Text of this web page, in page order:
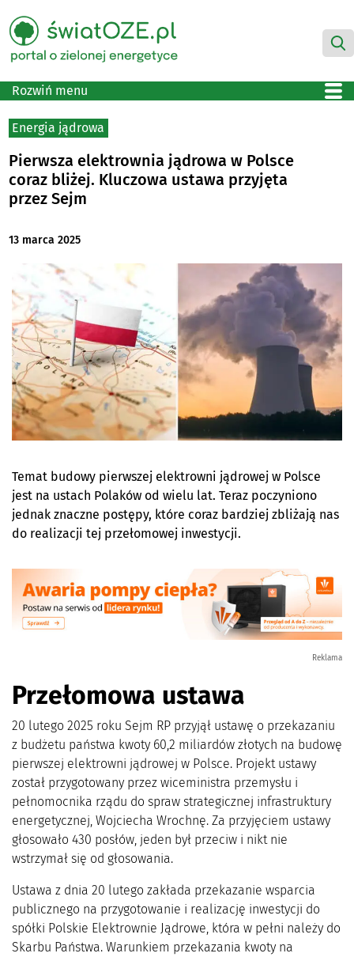
Rozwiń menu
Energia jądrowa
Pierwsza elektrownia jądrowa w Polsce
coraz bliżej. Kluczowa ustawa przyjęta
przez Sejm
13 marca 2025
Temat budowy pierwszej elektrowni jądrowej w Polsce
jest na ustach Polaków od wielu lat. Teraz poczyniono
jednak znaczne postępy, które coraz bardziej zbliżają nas
do realizacji tej przełomowej inwestycji.
Reklama
Przełomowa ustawa
20 lutego 2025 roku Sejm RP przyjął ustawę o przekazaniu
z budżetu państwa kwoty 60,2 miliardów złotych na budowę
pierwszej elektrowni jądrowej w Polsce. Projekt ustawy
został przygotowany przez wiceministra przemysłu i
pełnomocnika rządu do spraw strategicznej infrastruktury
energetycznej, Wojciecha Wrochnę. Za przyjęciem ustawy
głosowało 430 posłów, jeden był przeciw i nikt nie
wstrzymał się od głosowania.
Ustawa z dnia 20 lutego zakłada przekazanie wsparcia
publicznego na przygotowanie i realizację inwestycji do
spółki Polskie Elektrownie Jądrowe, która w pełni należy do
Skarbu Państwa. Warunkiem przekazania kwoty na